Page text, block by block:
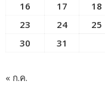
16
17 18
23
24 25
30
31
« ก.ค.